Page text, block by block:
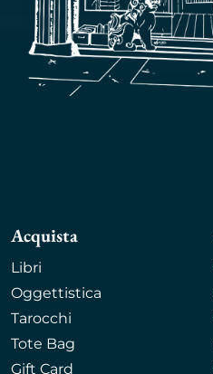
Acquista
Libri
Oggettistica
Tarocchi
Tote Bag
Gift Card